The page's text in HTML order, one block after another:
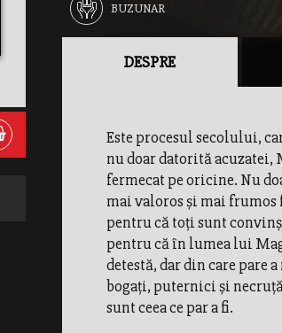
BUZUNAR
DESPRE
Este procesul secolului,
nu doar datorită acuzatei,
fermecat pe oricine. Nu
mai valoros şi mai
pentru că toţi sunt
pentru că în lumea lui
detestă, dar din care pare
bogaţi, puternici şi
sunt ceea ce par a fi.